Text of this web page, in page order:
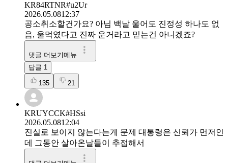
KR84RTNR#u2Ur
2026.05.0812:37
공소취소할건가요? 아님 백날 울어도 진정성 하나도 없
음, 울먹였다고 진짜 운거라고 믿는건 아니겠죠?
댓글 더보기메뉴
답글 1
135 21
KRUYCCK#HSsi
2026.05.0812:04
진실로 보이지 않는다는게 문제 대통령은 신뢰가 먼저인
데 그동안 살아온날들이 추접해서